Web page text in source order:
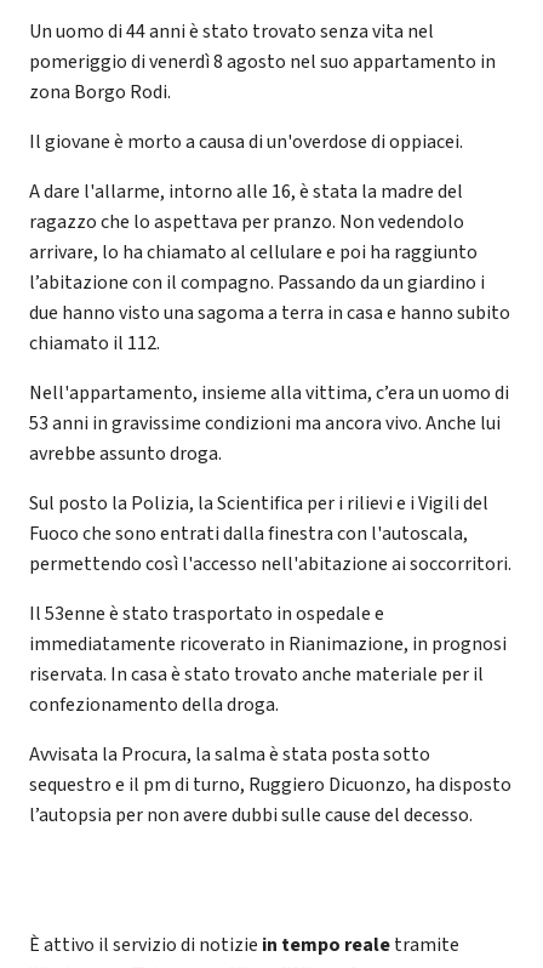
Un uomo di 44 anni è stato trovato senza vita nel
pomeriggio di venerdì 8 agosto nel suo appartamento in
zona Borgo Rodi.
Il giovane è morto a causa di un'overdose di oppiacei.
A dare l'allarme, intorno alle 16, è stata la madre del
ragazzo che lo aspettava per pranzo. Non vedendolo
arrivare, lo ha chiamato al cellulare e poi ha raggiunto
l’abitazione con il compagno. Passando da un giardino i
due hanno visto una sagoma a terra in casa e hanno subito
chiamato il 112.
Nell'appartamento, insieme alla vittima, c’era un uomo di
53 anni in gravissime condizioni ma ancora vivo. Anche lui
avrebbe assunto droga.
Sul posto la Polizia, la Scientifica per i rilievi e i Vigili del
Fuoco che sono entrati dalla finestra con l'autoscala,
permettendo così l'accesso nell'abitazione ai soccorritori.
Il 53enne è stato trasportato in ospedale e
immediatamente ricoverato in Rianimazione, in prognosi
riservata. In casa è stato trovato anche materiale per il
confezionamento della droga.
Avvisata la Procura, la salma è stata posta sotto
sequestro e il pm di turno, Ruggiero Dicuonzo, ha disposto
l’autopsia per non avere dubbi sulle cause del decesso.
È attivo il servizio di notizie in tempo realetramite